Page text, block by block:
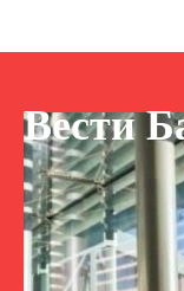
Вести